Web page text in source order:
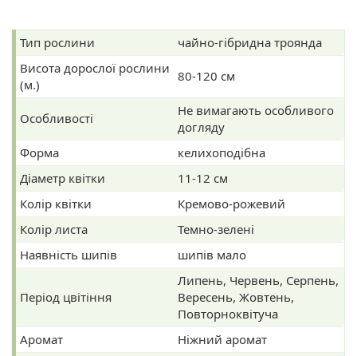
Тип рослини
чайно-гібридна троянда
Висота дорослої рослини
(м.)
80-120 см
Особливості
Не вимагають особливого
догляду
Форма
келихоподібна
Діаметр квітки
11-12 см
Колір квітки
Кремово-рожевий
Колір листа
Темно-зелені
Наявність шипів
шипів мало
Період цвітіння
Липень, Червень, Серпень,
Вересень, Жовтень,
Повторноквітуча
Аромат
Ніжний аромат